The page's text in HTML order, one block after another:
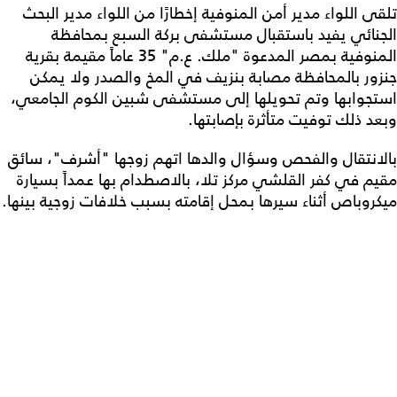
تلقى اللواء مدير أمن المنوفية إخطارًا من اللواء مدير البحث
الجنائي يفيد باستقبال مستشفى بركة السبع بمحافظة
المنوفية بمصر المدعوة "ملك. ع.م" 35 عاماً مقيمة بقرية
جنزور بالمحافظة مصابة بنزيف في المخ والصدر ولا يمكن
استجوابها وتم تحويلها إلى مستشفى شبين الكوم الجامعي،
وبعد ذلك توفيت متأثرة بإصابتها.
بالانتقال والفحص وسؤال والدها اتهم زوجها "أشرف"، سائق
مقيم في كفر القلشي مركز تلا، بالاصطدام بها عمداً بسيارة
ميكروباص أثناء سيرها بمحل إقامته بسبب خلافات زوجية بينها.